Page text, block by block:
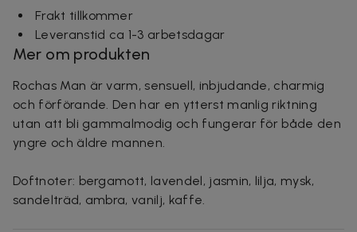
Frakt tillkommer
Leveranstid ca 1-3 arbetsdagar
Mer om produkten
Rochas Man är varm, sensuell, inbjudande, charmig
och förförande. Den har en ytterst manlig riktning
utan att bli gammalmodig och fungerar för både den
yngre och äldre mannen.
Doftnoter: bergamott, lavendel, jasmin, lilja, mysk,
sandelträd, ambra, vanilj, kaffe.